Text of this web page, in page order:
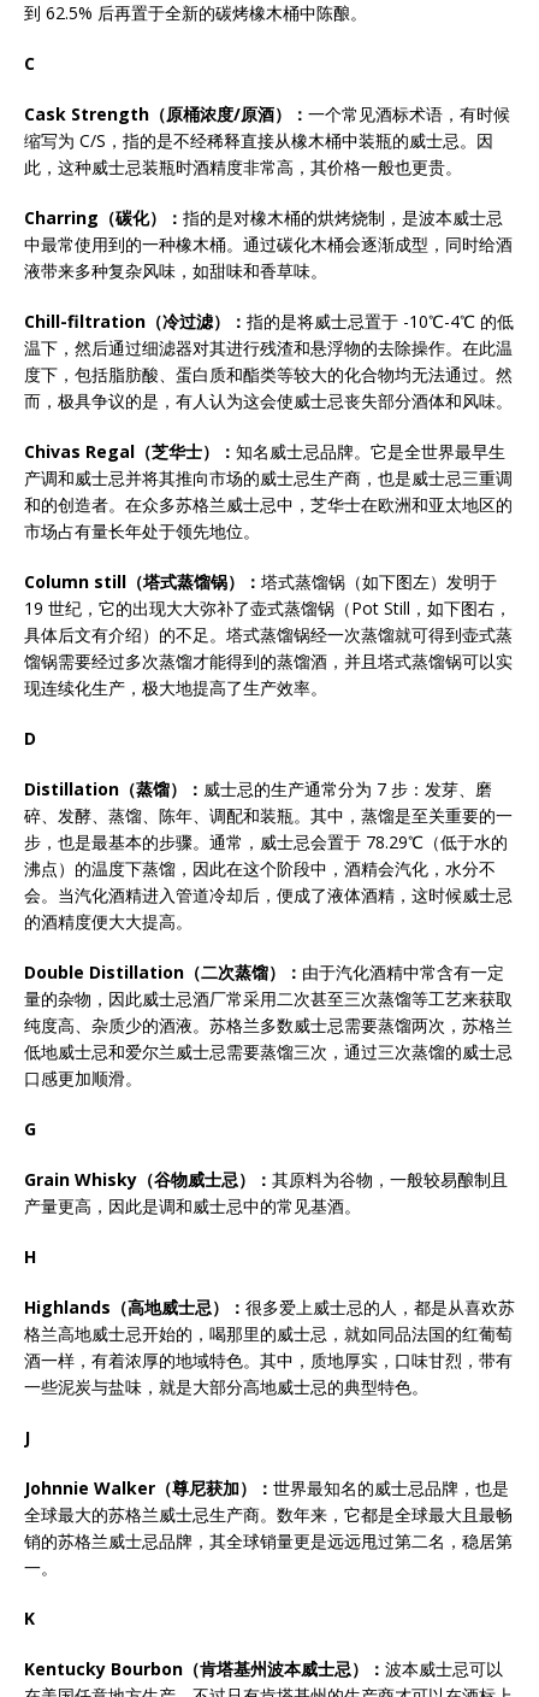
到 62.5% 后再置于全新的碳烤橡木桶中陈酿。
C
Cask Strength （原桶浓度/原酒）： 一个常见酒标术语，有时候
缩写为 C/S，指的是不经稀释直接从橡木桶中装瓶的威士忌。因
此，这种威士忌装瓶时酒精度非常高，其价格一般也更贵。
Charring （碳化）： 指的是对橡木桶的烘烤烧制，是波本威士忌
中最常使用到的一种橡木桶。通过碳化木桶会逐渐成型，同时给酒
液带来多种复杂风味，如甜味和香草味。
Chill-filtration （冷过滤）： 指的是将威士忌置于 -10℃-4℃ 的低
温下，然后通过细滤器对其进行残渣和悬浮物的去除操作。在此温
度下，包括脂肪酸、蛋白质和酯类等较大的化合物均无法通过。然
而，极具争议的是，有人认为这会使威士忌丧失部分酒体和风味。
Chivas Regal （芝华士）： 知名威士忌品牌。它是全世界最早生
产调和威士忌并将其推向市场的威士忌生产商，也是威士忌三重调
和的创造者。在众多苏格兰威士忌中，芝华士在欧洲和亚太地区的
市场占有量长年处于领先地位。
Column still （塔式蒸馏锅）： 塔式蒸馏锅（如下图左）发明于
19 世纪，它的出现大大弥补了壶式蒸馏锅（Pot Still，如下图右，
具体后文有介绍）的不足。塔式蒸馏锅经一次蒸馏就可得到壶式蒸
馏锅需要经过多次蒸馏才能得到的蒸馏酒，并且塔式蒸馏锅可以实
现连续化生产，极大地提高了生产效率。
D
Distillation （蒸馏）： 威士忌的生产通常分为 7 步：发芽、磨
碎、发酵、蒸馏、陈年、调配和装瓶。其中，蒸馏是至关重要的一
步，也是最基本的步骤。通常，威士忌会置于 78.29℃（低于水的
沸点）的温度下蒸馏，因此在这个阶段中，酒精会汽化，水分不
会。当汽化酒精进入管道冷却后，便成了液体酒精，这时候威士忌
的酒精度便大大提高。
Double Distillation （二次蒸馏）： 由于汽化酒精中常含有一定
量的杂物，因此威士忌酒厂常采用二次甚至三次蒸馏等工艺来获取
纯度高、杂质少的酒液。苏格兰多数威士忌需要蒸馏两次，苏格兰
低地威士忌和爱尔兰威士忌需要蒸馏三次，通过三次蒸馏的威士忌
口感更加顺滑。
G
Grain Whisky （谷物威士忌）： 其原料为谷物，一般较易酿制且
产量更高，因此是调和威士忌中的常见基酒。
H
Highlands （高地威士忌）： 很多爱上威士忌的人，都是从喜欢苏
格兰高地威士忌开始的，喝那里的威士忌，就如同品法国的红葡萄
酒一样，有着浓厚的地域特色。其中，质地厚实，口味甘烈，带有
一些泥炭与盐味，就是大部分高地威士忌的典型特色。
J
Johnnie Walker （尊尼获加）： 世界最知名的威士忌品牌，也是
全球最大的苏格兰威士忌生产商。数年来，它都是全球最大且最畅
销的苏格兰威士忌品牌，其全球销量更是远远甩过第二名，稳居第
一。
K
Kentucky Bourbon （肯塔基州波本威士忌）： 波本威士忌可以